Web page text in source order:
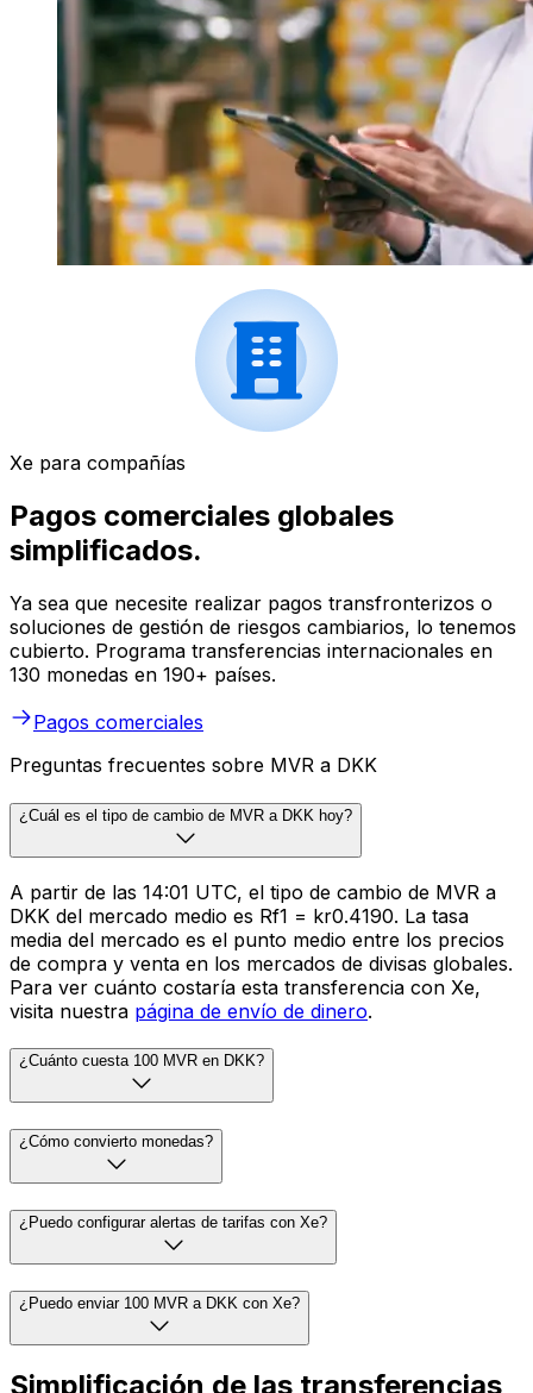
Xe para compañías
Pagos comerciales globales
simplificados.
Ya sea que necesite realizar pagos transfronterizos o
soluciones de gestión de riesgos cambiarios, lo tenemos
cubierto. Programa transferencias internacionales en
130 monedas en 190+ países.
Pagos comerciales
Preguntas frecuentes sobre MVR a DKK
¿Cuál es el tipo de cambio de MVR a DKK hoy?
A partir de las 14:01 UTC, el tipo de cambio de MVR a
DKK del mercado medio es Rf1 = kr0.4190. La tasa
media del mercado es el punto medio entre los precios
de compra y venta en los mercados de divisas globales.
Para ver cuánto costaría esta transferencia con Xe,
visita nuestra página de envío de dinero.
¿Cuánto cuesta 100 MVR en DKK?
¿Cómo convierto monedas?
¿Puedo configurar alertas de tarifas con Xe?
¿Puedo enviar 100 MVR a DKK con Xe?
Simplificación de las transferencias